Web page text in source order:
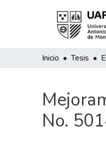
Inicio Tesis
No.